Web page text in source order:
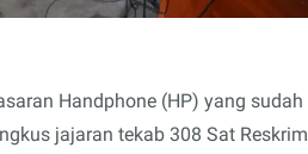
Handphone (HP) yang sudah
jajaran tekab 308 Sat Reskrim